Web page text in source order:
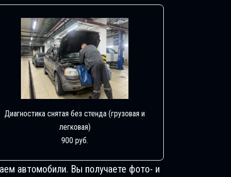
Диагностика снятая без стенда (грузовая и
легковая)
900 руб.
автомобили. Вы получаете фото- и